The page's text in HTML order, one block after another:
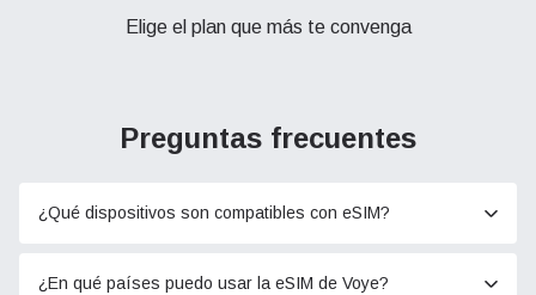
Elige el plan que más te convenga
Preguntas frecuentes
¿Qué dispositivos son compatibles con eSIM?
¿En qué países puedo usar la eSIM de Voye?